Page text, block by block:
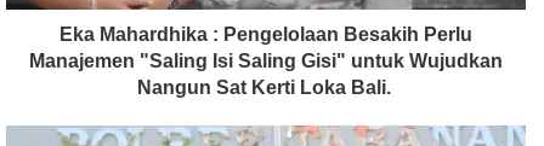
Eka Mahardhika : Pengelolaan Besakih Perlu
Manajemen "Saling Isi Saling Gisi" untuk Wujudkan
Nangun Sat Kerti Loka Bali.